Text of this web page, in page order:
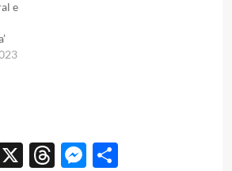
e
X Threads
Messenger
Share